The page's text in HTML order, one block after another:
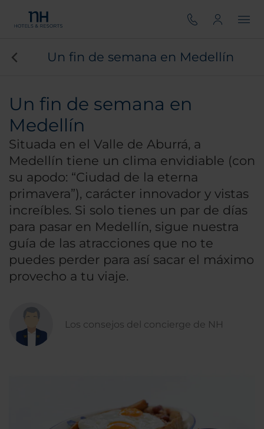
Un fin de semana en Medellín
Un fin de semana en
Medellín
Situada en el Valle de Aburrá, a
Medellín tiene un clima envidiable (con
su apodo: “Ciudad de la eterna
primavera”), carácter innovador y vistas
increíbles. Si solo tienes un par de días
para pasar en Medellín, sigue nuestra
guía de las atracciones que no te
puedes perder para así sacar el máximo
provecho a tu viaje.
Los consejos del concierge de NH